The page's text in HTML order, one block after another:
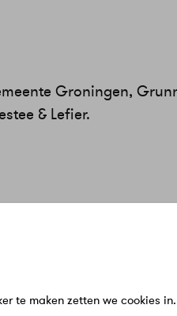
te maken zetten we cookies in.
Groningen,
& Lefier.
Contact